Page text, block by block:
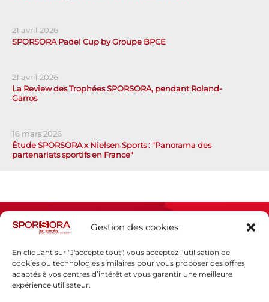
Gestion des cookies
En cliquant sur "J'accepte tout", vous acceptez l’utilisation de
cookies ou technologies similaires pour vous proposer des offres
adaptés à vos centres d’intérêt et vous garantir une meilleure
expérience utilisateur.
21 avril 2026
SPORSORA Padel Cup by Groupe BPCE
21 avril 2026
La Review des Trophées SPORSORA, pendant Roland-
Garros
16 mars 2026
Étude SPORSORA x Nielsen Sports : "Panorama des
partenariats sportifs en France"
Espace presse